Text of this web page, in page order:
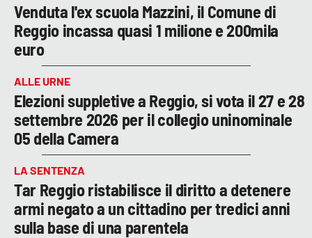
Venduta l'ex scuola Mazzini, il Comune di
Reggio incassa quasi 1 milione e 200mila
euro
ALLE URNE
Elezioni suppletive a Reggio, si vota il 27 e 28
settembre 2026 per il collegio uninominale
05 della Camera
LA SENTENZA
Tar Reggio ristabilisce il diritto a detenere
armi negato a un cittadino per tredici anni
sulla base di una parentela